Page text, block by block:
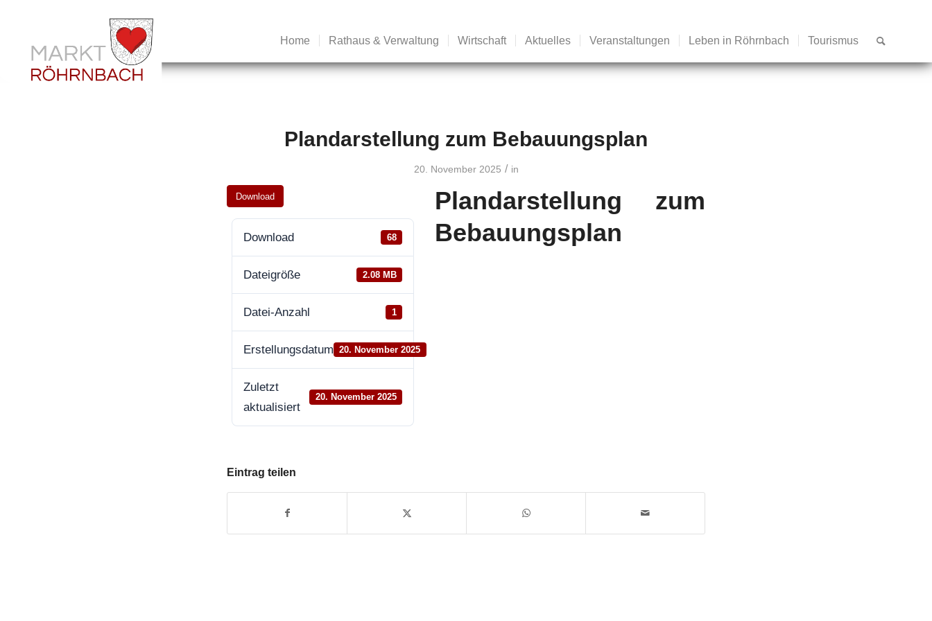
Home Rathaus & Verwaltung Wirtschaft Aktuelles Veranstaltungen Leben in Röhrnbach Tourismus
Plandarstellung zum Bebauungsplan
20. November 2025 / in
Download
Download 68
Dateigröße 2.08 MB
Datei-Anzahl 1
Erstellungsdatum 20. November 2025
Zuletzt
aktualisiert
20. November 2025
Plandarstellung zum
Bebauungsplan
Eintrag teilen